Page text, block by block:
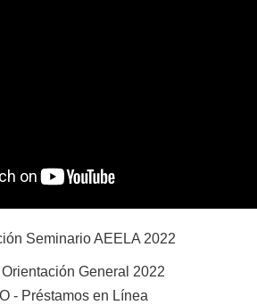
Seminario AEELA 2022
General 2022
- Préstamos en Línea